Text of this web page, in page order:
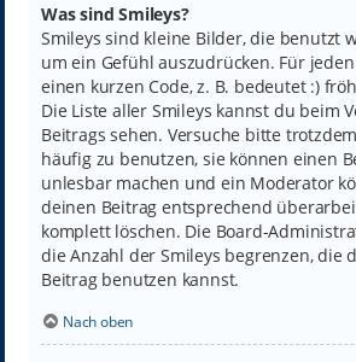
Was sind Smileys?
Smileys sind kleine Bilder, die benutzt
um ein Gefühl auszudrücken. Für
einen kurzen Code, z. B. bedeutet :)
Die Liste aller Smileys kannst du beim
Beitrags sehen. Versuche bitte
häufig zu benutzen, sie können einen
unlesbar machen und ein Moderator
deinen Beitrag entsprechend
komplett löschen. Die Board-
die Anzahl der Smileys begrenzen, die
Beitrag benutzen kannst.
Nach oben